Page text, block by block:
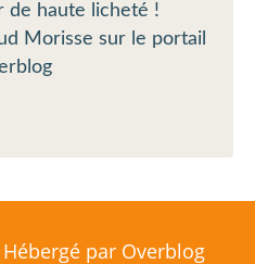
de haute licheté !
Morisse sur le portail
par Overblog